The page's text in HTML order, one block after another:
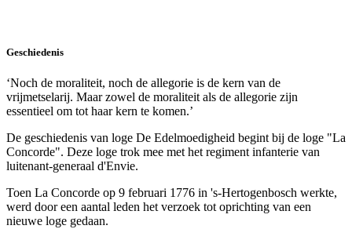
Geschiedenis
‘Noch de moraliteit, noch de allegorie is de kern van de
vrijmetselarij. Maar zowel de moraliteit als de allegorie zijn
essentieel om tot haar kern te komen.’
De geschiedenis van loge De Edelmoedigheid begint bij de loge "La
Concorde". Deze loge trok mee met het regiment infanterie van
luitenant-generaal d'Envie.
Toen La Concorde op 9 februari 1776 in 's-Hertogenbosch werkte,
werd door een aantal leden het verzoek tot oprichting van een
nieuwe loge gedaan.